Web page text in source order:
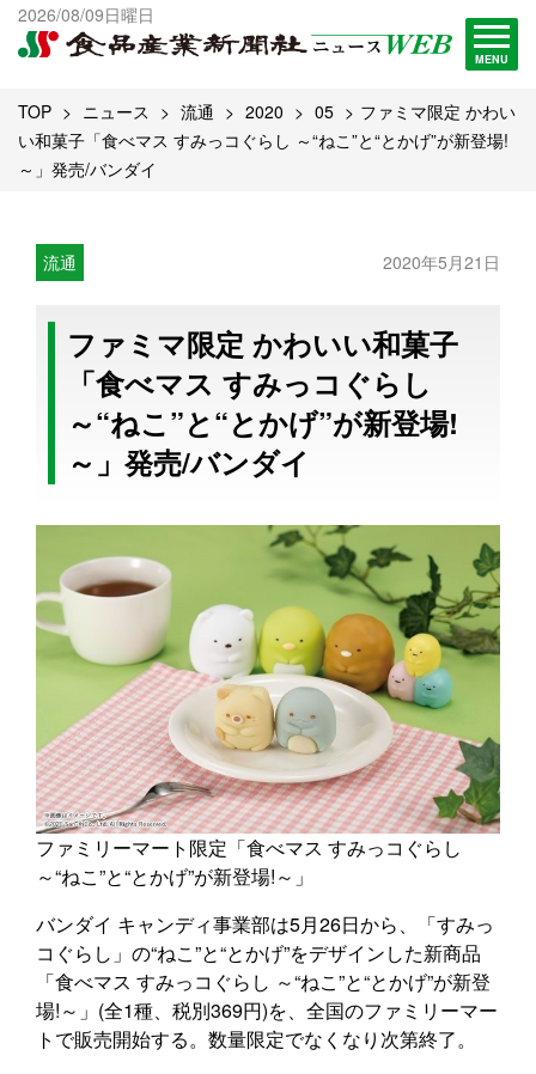
2026/08/09日曜日
MENU
出版物一覧へ
試読・購読申し込み
TOP ニュース 流通 2020 05
ファミマ限定 かわい
い和菓子「食べマス すみっコぐらし ～“ねこ”と“とかげ”が新登場!
～」発売/バンダイ
流通 2020年5月21日
ファミマ限定 かわいい和菓子
「食べマス すみっコぐらし
～“ねこ”と“とかげ”が新登場!
～」発売/バンダイ
ファミリーマート限定「食べマス すみっコぐらし
～“ねこ”と“とかげ”が新登場!～」
バンダイ キャンディ事業部は5月26日から、「すみっ
コぐらし」の“ねこ”と“とかげ”をデザインした新商品
「食べマス すみっコぐらし ～“ねこ”と“とかげ”が新登
場!～」(全1種、税別369円)を、全国のファミリーマー
トで販売開始する。数量限定でなくなり次第終了。